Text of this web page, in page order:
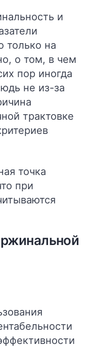
и
только на
о том, в чем
пор иногда
не из-за
трактовке
точка
при